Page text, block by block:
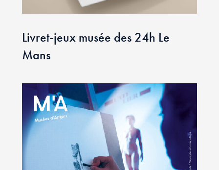
Livret-jeux musée des 24h Le
Mans